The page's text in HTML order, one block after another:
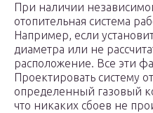
При наличии
отопительная система
Например, если
диаметра или не
расположение. Все эти
Проектировать систему
определенный газовый
что никаких сбоев не